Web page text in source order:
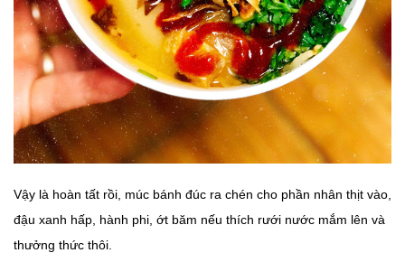
Vậy là hoàn tất rồi, múc bánh đúc ra chén cho phần nhân thịt vào,
đậu xanh hấp, hành phi, ớt băm nếu thích rưới nước mắm lên và
thưởng thức thôi.